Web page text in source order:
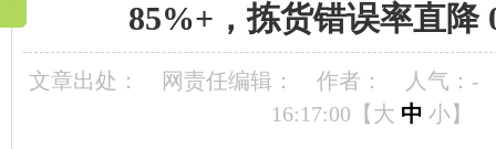
85%+，拣货错误率直降
文章出处： 网责任编辑： 作者： 人气： -
16:17:00【 大 中 小】